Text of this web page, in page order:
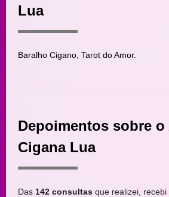
Lua
Baralho Cigano, Tarot do Amor.
Depoimentos sobre o
Cigana Lua
Das 142 consultas que realizei, recebi